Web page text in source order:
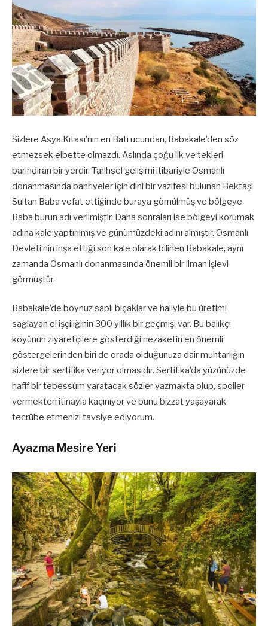
Sizlere Asya Kıtası’nın en Batı ucundan, Babakale’den söz
etmezsek elbette olmazdı. Aslında çoğu ilk ve tekleri
barındıran bir yerdir. Tarihsel gelişimi itibariyle Osmanlı
donanmasında bahriyeler için dini bir vazifesi bulunan Bektaşi
Sultan Baba vefat ettiğinde buraya gömülmüş ve bölgeye
Baba burun adı verilmiştir. Daha sonraları ise bölgeyi korumak
adına kale yaptırılmış ve günümüzdeki adını almıştır. Osmanlı
Devleti’nin inşa ettiği son kale olarak bilinen Babakale, aynı
zamanda Osmanlı donanmasında önemli bir liman işlevi
görmüştür.
Babakale’de boynuz saplı bıçaklar ve haliyle bu üretimi
sağlayan el işçiliğinin 300 yıllık bir geçmişi var. Bu balıkçı
köyünün ziyaretçilere gösterdiği nezaketin en önemli
göstergelerinden biri de orada olduğunuza dair muhtarlığın
sizlere bir sertifika veriyor olmasıdır. Sertifika’da yüzünüzde
hafif bir tebessüm yaratacak sözler yazmakta olup, spoiler
vermekten itinayla kaçınıyor ve bunu bizzat yaşayarak
tecrübe etmenizi tavsiye ediyorum.
Ayazma Mesire Yeri